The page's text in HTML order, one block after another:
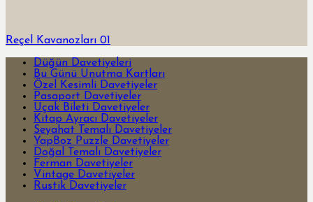
Reçel Kavanozları 01
Düğün Davetiyeleri
Bu Günü Unutma Kartları
Özel Kesimli Davetiyeler
Pasaport Davetiyeler
Uçak Bileti Davetiyeler
Kitap Ayracı Davetiyeler
Seyahat Temalı Davetiyeler
YapBoz Puzzle Davetiyeler
Doğal Temalı Davetiyeler
Ferman Davetiyeler
Vintage Davetiyeler
Rustik Davetiyeler